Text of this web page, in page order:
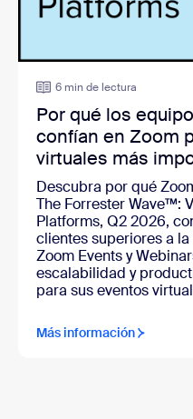
6 min de lectura
Por qué los
confían en Zoom
virtuales más
Descubra por qué
The Forrester Wave™:
Platforms, Q2 2026,
clientes superiores a
Zoom Events y
escalabilidad y
para sus eventos
Más información